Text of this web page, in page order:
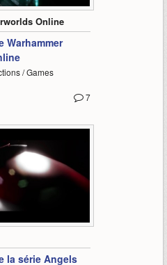
Online
Warhammer
/ Games
7
la série Angels